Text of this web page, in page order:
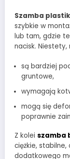
Szamba
szybkie w
lub tam, gdzie
nacisk. Niestety,
są bardziej
gruntowe,
wymagają
mogą się
poprawnie
Z kolei szamba
ciężkie,
dodatkowego